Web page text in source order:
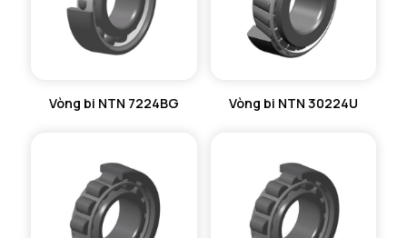
Vòng bi NTN 7224BG Vòng bi NTN 30224U